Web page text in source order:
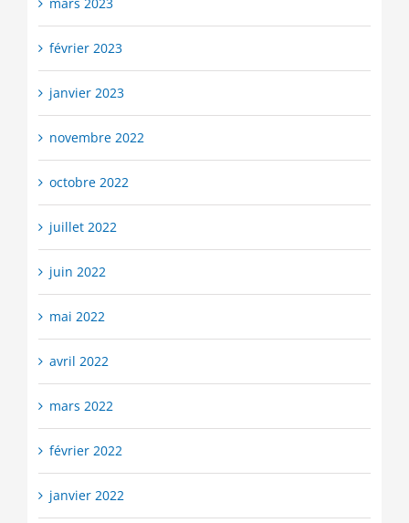
février 2023
janvier 2023
novembre 2022
octobre 2022
juillet 2022
juin 2022
mai 2022
avril 2022
mars 2022
février 2022
janvier 2022